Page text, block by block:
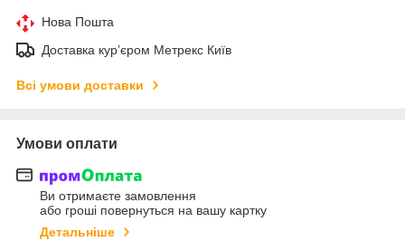
Нова Пошта
Доставка курʼєром Метрекс Київ
Всі умови доставки
Умови оплати
Ви отримаєте замовлення
або гроші повернуться на вашу картку
Детальніше